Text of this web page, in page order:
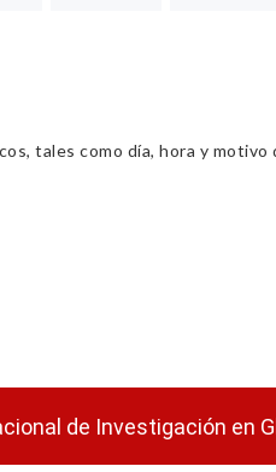
tales como día, hora y motivo